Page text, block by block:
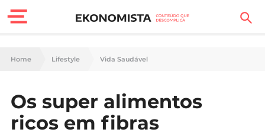
Finanças Pessoais
Carreira
Home Lifestyle Vida Saudável
Os super alimentos
ricos em fibras